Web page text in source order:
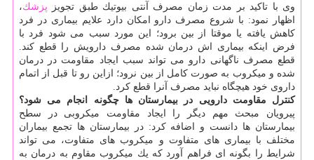
وی با تاكید بر مدت زمان مصرف آنتی بیوتیك طبق تجویز پزشك،
اظهار نمود: با شروع مصرف دارو امكان دارد علایم بیماری در فرد
كاهش یافته یا موقتا از بین برود؛ این مورد سبب می شود فرد با
فرض اینكه بیماری اش درمان شده مصرف دارویش را قطع كند.
قطع مصرف ناگهانی دارو می تواند سبب ایجاد مقاومت در درمان
شده و میكروب به صورت كامل از بین نرود؛ ازاین رو تا قبل از اتمام
داروی خود هیچگاه نباید مصرف آنرا قطع كرد.
كنترل مقاومت دارویی در بیمارستان ها چگونه انجام می شود؟
پیرویان مبحث مهم دیگر را ایجاد مقاومت میكروبی در سطح
بیمارستان ها دانست و اضافه كرد: در بیمارستان ها تجمع بیماران
مختلف با بیماری های متفاوت و میكروب های متفاوت، می تواند
شرایط را بگونه ای فراهم آورد كه یك میكروب مقاوم به درمان به